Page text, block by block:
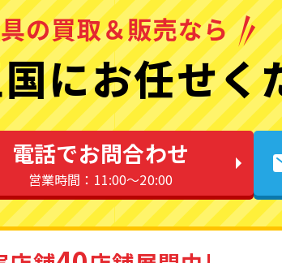
にお任せく
電話でお問合わせ
営業時間：11:00〜20:00